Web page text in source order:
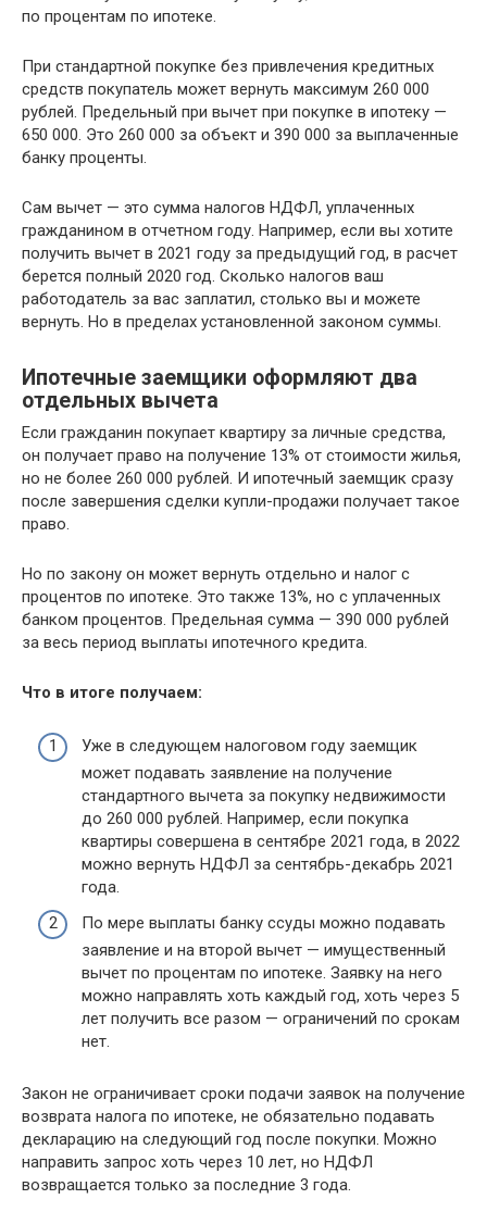
по процентам по ипотеке.
При стандартной покупке без привлечения кредитных
средств покупатель может вернуть максимум 260 000
рублей. Предельный при вычет при покупке в ипотеку —
650 000. Это 260 000 за объект и 390 000 за выплаченные
банку проценты.
Сам вычет — это сумма налогов НДФЛ, уплаченных
гражданином в отчетном году. Например, если вы хотите
получить вычет в 2021 году за предыдущий год, в расчет
берется полный 2020 год. Сколько налогов ваш
работодатель за вас заплатил, столько вы и можете
вернуть. Но в пределах установленной законом суммы.
Ипотечные заемщики оформляют два
отдельных вычета
Если гражданин покупает квартиру за личные средства,
он получает право на получение 13% от стоимости жилья,
но не более 260 000 рублей. И ипотечный заемщик сразу
после завершения сделки купли-продажи получает такое
право.
Но по закону он может вернуть отдельно и налог с
процентов по ипотеке. Это также 13%, но с уплаченных
банком процентов. Предельная сумма — 390 000 рублей
за весь период выплаты ипотечного кредита.
Что в итоге получаем:
Уже в следующем налоговом году заемщик
может подавать заявление на получение
стандартного вычета за покупку недвижимости
до 260 000 рублей. Например, если покупка
квартиры совершена в сентябре 2021 года, в 2022
можно вернуть НДФЛ за сентябрь-декабрь 2021
года.
По мере выплаты банку ссуды можно подавать
заявление и на второй вычет — имущественный
вычет по процентам по ипотеке. Заявку на него
можно направлять хоть каждый год, хоть через 5
лет получить все разом — ограничений по срокам
нет.
Закон не ограничивает сроки подачи заявок на получение
возврата налога по ипотеке, не обязательно подавать
декларацию на следующий год после покупки. Можно
направить запрос хоть через 10 лет, но НДФЛ
возвращается только за последние 3 года.